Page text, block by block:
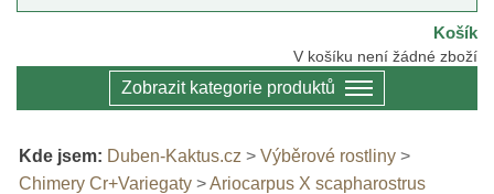
Košík
V košíku není žádné zboží
Zobrazit kategorie produktů
Kde jsem: Duben-Kaktus.cz > Výběrové rostliny >
Chimery Cr+Variegaty >Ariocarpus X scapharostrus